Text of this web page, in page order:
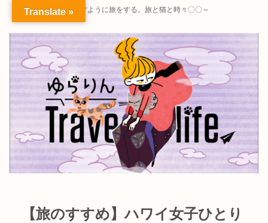
～暮らすように旅をする。旅と猫と時々〇〇～
【旅のすすめ】ハワイ女子ひとり
Translate »